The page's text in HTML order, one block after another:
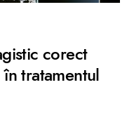
corect
tratamentul